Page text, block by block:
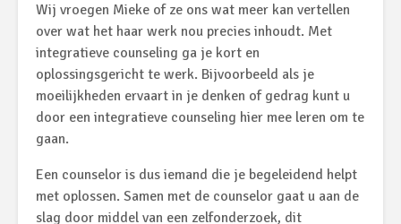
Wij vroegen Mieke of ze ons wat meer kan vertellen
over wat het haar werk nou precies inhoudt. Met
integratieve counseling ga je kort en
oplossingsgericht te werk. Bijvoorbeeld als je
moeilijkheden ervaart in je denken of gedrag kunt u
door een integratieve counseling hier mee leren om te
gaan.
Een counselor is dus iemand die je begeleidend helpt
met oplossen. Samen met de counselor gaat u aan de
slag door middel van een zelfonderzoek, dit